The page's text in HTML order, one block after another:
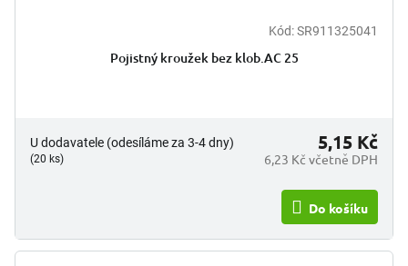
Kód:SR911325041
Pojistný kroužek bez klob.AC 25
U dodavatele (odesíláme za 3-4 dny)
(20 ks) 6,23 Kč včetně DPH
5,15 Kč
Do košíku